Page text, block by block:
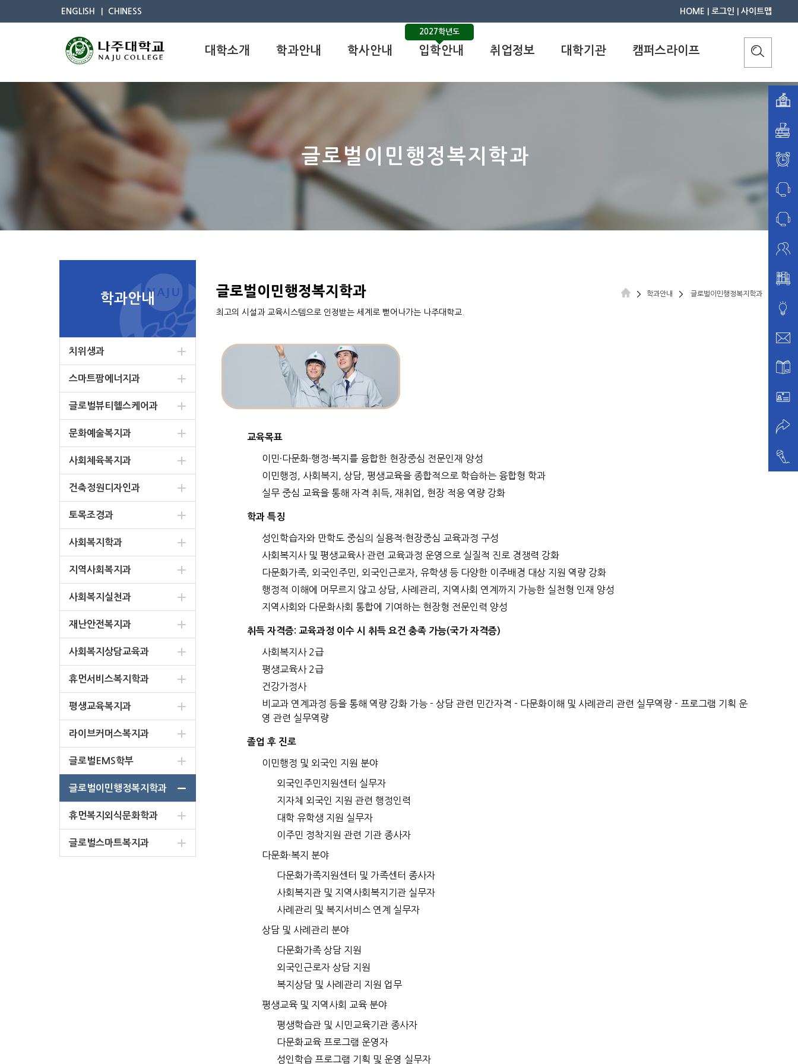
ENGLISH CHINESS HOME 로그인 사이트맵
대학소개 학과안내 학사안내 입학안내
2027학년도
취업정보 대학기관 캠퍼스라이프
글로벌이민행정복지학과
학과안내
치위생과
스마트팜에너지과
글로벌뷰티헬스케어과
문화예술복지과
사회체육복지과
건축정원디자인과
토목조경과
사회복지학과
지역사회복지과
사회복지실천과
재난안전복지과
사회복지상담교육과
휴먼서비스복지학과
평생교육복지과
라이브커머스복지과
글로벌EMS학부
글로벌이민행정복지학과
휴먼복지외식문화학과
글로벌스마트복지과
글로벌이민행정복지학과 학과안내 글로벌이민행정복지학과
최고의 시설과 교육시스템으로 인정받는 세계로 뻗어나가는 나주대학교.
교육목표
이민·다문화·행정·복지를 융합한 현장중심 전문인재 양성
이민행정, 사회복지, 상담, 평생교육을 종합적으로 학습하는 융합형 학과
실무 중심 교육을 통해 자격 취득, 재취업, 현장 적응 역량 강화
학과 특징
성인학습자와 만학도 중심의 실용적·현장중심 교육과정 구성
사회복지사 및 평생교육사 관련 교육과정 운영으로 실질적 진로 경쟁력 강화
다문화가족, 외국인주민, 외국인근로자, 유학생 등 다양한 이주배경 대상 지원 역량 강화
행정적 이해에 머무르지 않고 상담, 사례관리, 지역사회 연계까지 가능한 실천형 인재 양성
지역사회와 다문화사회 통합에 기여하는 현장형 전문인력 양성
취득 자격증: 교육과정 이수 시 취득 요건 충족 가능(국가 자격증)
사회복지사 2급
평생교육사 2급
건강가정사
비교과 연계과정 등을 통해 역량 강화 가능 - 상담 관련 민간자격 - 다문화이해 및 사례관리 관련 실무역량 - 프로그램 기획 운
영 관련 실무역량
졸업 후 진로
이민행정 및 외국인 지원 분야
외국인주민지원센터 실무자
지자체 외국인 지원 관련 행정인력
대학 유학생 지원 실무자
이주민 정착지원 관련 기관 종사자
다문화·복지 분야
다문화가족지원센터 및 가족센터 종사자
사회복지관 및 지역사회복지기관 실무자
사례관리 및 복지서비스 연계 실무자
상담 및 사례관리 분야
다문화가족 상담 지원
외국인근로자 상담 지원
복지상담 및 사례관리 지원 업무
평생교육 및 지역사회 교육 분야
평생학습관 및 시민교육기관 종사자
다문화교육 프로그램 운영자
성인학습 프로그램 기획 및 운영 실무자